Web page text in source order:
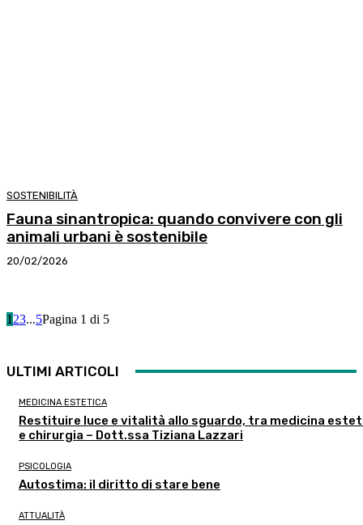
SOSTENIBILITÀ
Fauna sinantropica: quando convivere con gli
animali urbani è sostenibile
20/02/2026
1 23...5Pagina 1 di 5
ULTIMI ARTICOLI
MEDICINA ESTETICA
Restituire luce e vitalità allo sguardo, tra medicina
e chirurgia – Dott.ssa Tiziana Lazzari
PSICOLOGIA
Autostima: il diritto di stare bene
ATTUALITÀ